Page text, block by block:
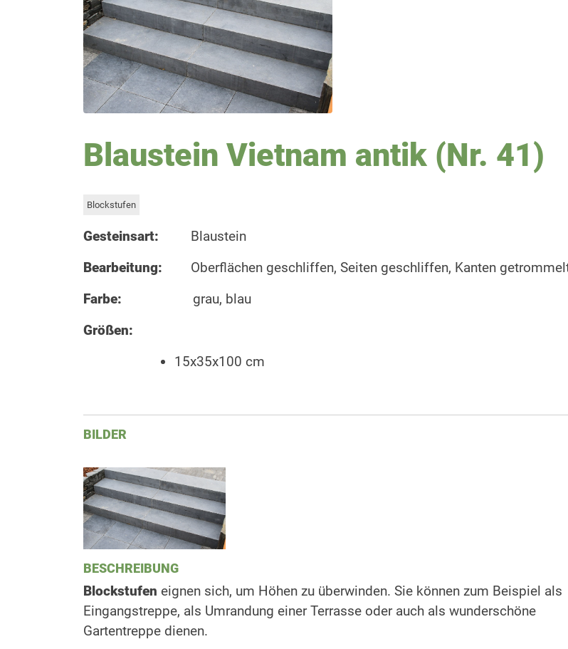
Blaustein Vietnam antik (Nr. 41)
Blockstufen
Gesteinsart: Blaustein
Bearbeitung: Oberflächen geschliffen, Seiten geschliffen, Kanten
Farbe:
grau, blau
Größen:
15x35x100 cm
BILDER
BESCHREIBUNG
Blockstufen eignen sich, um Höhen zu überwinden. Sie können zum Beispiel als
Eingangstreppe, als Umrandung einer Terrasse oder auch als wunderschöne
Gartentreppe dienen.